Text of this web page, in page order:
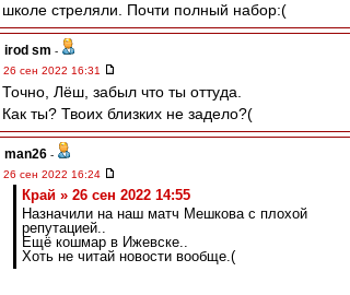
школе стреляли. Почти полный набор:(
irod sm -
26 сен 2022 16:31
Точно, Лёш, забыл что ты оттуда.
Как ты? Твоих близких не задело?(
man26 -
26 сен 2022 16:24
Край » 26 сен 2022 14:55
Назначили на наш матч Мешкова с плохой
репутацией..
Ещё кошмар в Ижевске..
Хоть не читай новости вообще.(